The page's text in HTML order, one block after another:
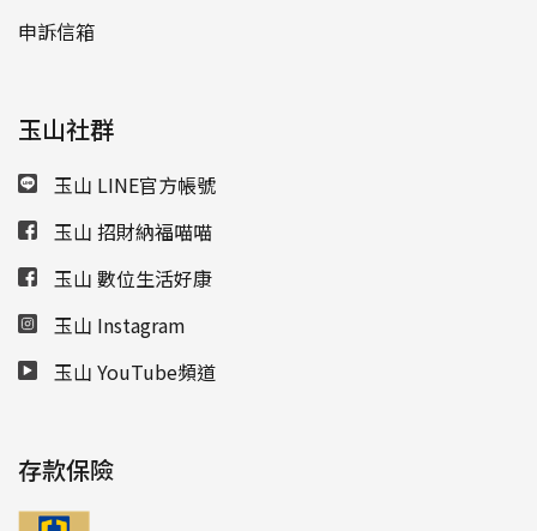
申訴信箱
玉山社群
玉山 LINE官方帳號
玉山 招財納福喵喵
玉山 數位生活好康
玉山 Instagram
玉山 YouTube頻道
存款保險